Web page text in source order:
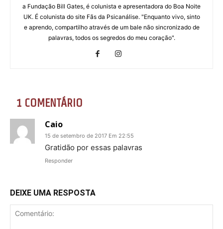
a Fundação Bill Gates, é colunista e apresentadora do Boa Noite
UK. É colunista do site Fãs da Psicanálise. "Enquanto vivo, sinto
e aprendo, compartilho através de um bale não sincronizado de
palavras, todos os segredos do meu coração".
1 COMENTÁRIO
Caio
15 de setembro de 2017 Em 22:55
Gratidão por essas palavras
Responder
DEIXE UMA RESPOSTA